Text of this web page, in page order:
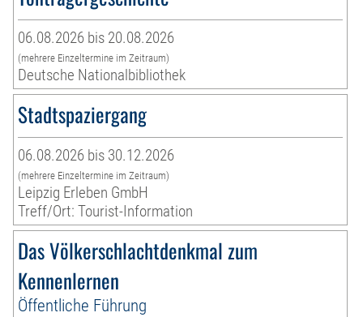
06.08.2026 bis 20.08.2026
(mehrere Einzeltermine im Zeitraum)
Deutsche Nationalbibliothek
Stadtspaziergang
06.08.2026 bis 30.12.2026
(mehrere Einzeltermine im Zeitraum)
Leipzig Erleben GmbH
Treff/Ort: Tourist-Information
Das Völkerschlachtdenkmal zum
Kennenlernen
Öffentliche Führung